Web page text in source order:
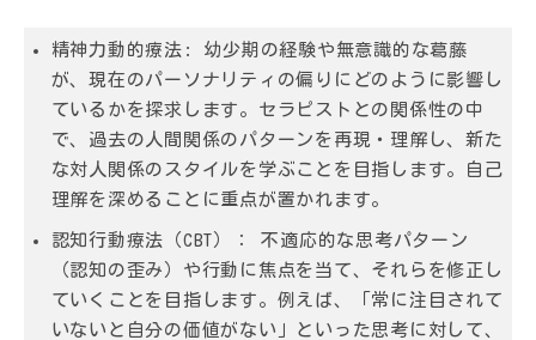
精神力動的療法:
幼少期の経験や無意識的な葛藤
が、現在のパーソナリティの偏りにどのように影響し
ているかを探求します。セラピストとの関係性の中
で、過去の人間関係のパターンを再現・理解し、新た
な対人関係のスタイルを学ぶことを目指します。
自己
理解を深めることに重点が置かれます。
認知行動療法（CBT）：
不適応的な思考パターン
（認知の歪み）や行動に焦点を当て、それらを修正し
ていくことを目指します。例えば、「常に注目されて
いないと自分の価値がない」といった思考に対して、